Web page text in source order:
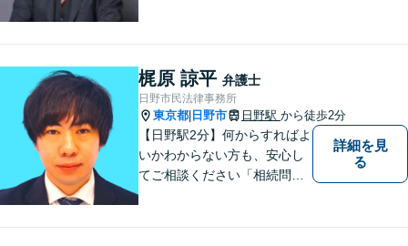
イスをご提供します。
梶原 諒平 弁護士
日野市民法律事務所
東京都 日野市 日野駅 から徒歩2分
【日野駅2分】何からすればよ
いかわからない方も、安心し
てご相談ください「相続問
詳細を見
る